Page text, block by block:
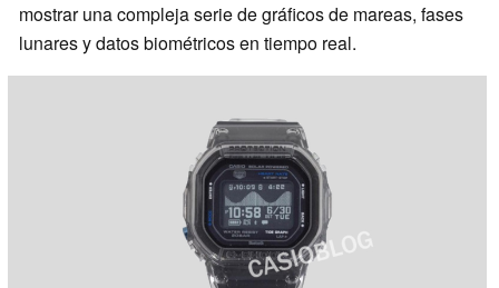
mostrar una compleja serie de gráficos de mareas, fases
lunares y datos biométricos en tiempo real.